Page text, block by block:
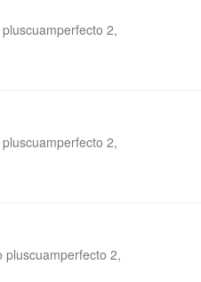
2,
2,
pluscuamperfecto 2,